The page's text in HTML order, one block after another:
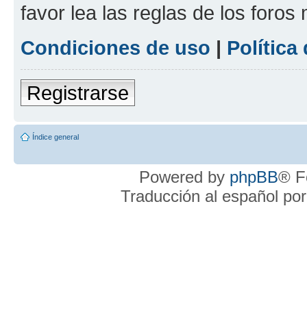
favor lea las reglas de los foros
Condiciones de uso | Política
Registrarse
Índice general
Powered by phpBB®
Traducción al español